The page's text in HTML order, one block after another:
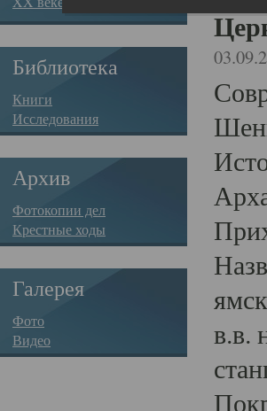
Библиотека
Книги
Исследования
Архив
Фотокопии дел
Крестные ходы
Галерея
Фото
Видео
в.в.